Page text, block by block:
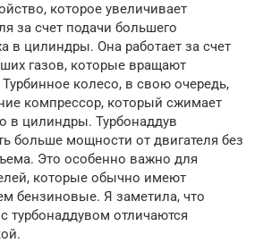
которое увеличивает
за счет подачи большего
в цилиндры. Она работает за счет
газов, которые вращают
колесо, в свою очередь,
компрессор, который сжимает
в цилиндры. Турбонаддув
больше мощности от двигателя без
Это особенно важно для
которые обычно имеют
бензиновые. Я заметила, что
турбонаддувом отличаются